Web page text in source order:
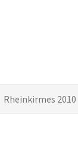
Rheinkirmes 2010